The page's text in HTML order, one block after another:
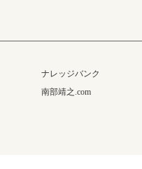
ナレッジバンク
南部靖之.com